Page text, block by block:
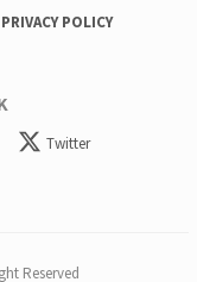
PRIVACY POLICY
Twitter
Reserved